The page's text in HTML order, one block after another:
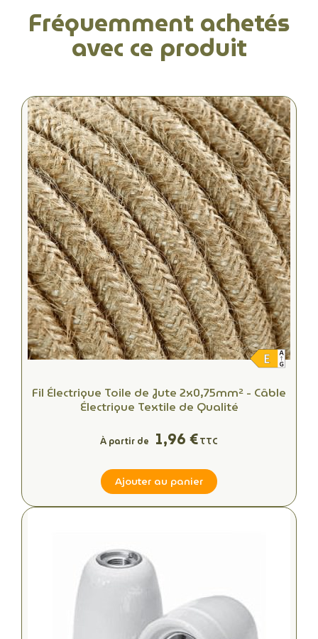
Fréquemment achetés
avec ce produit
Fil Électrique Toile de Jute 2x0,75mm² - Câble
Électrique Textile de Qualité
À partir de 1,96 €TTC
Ajouter au panier